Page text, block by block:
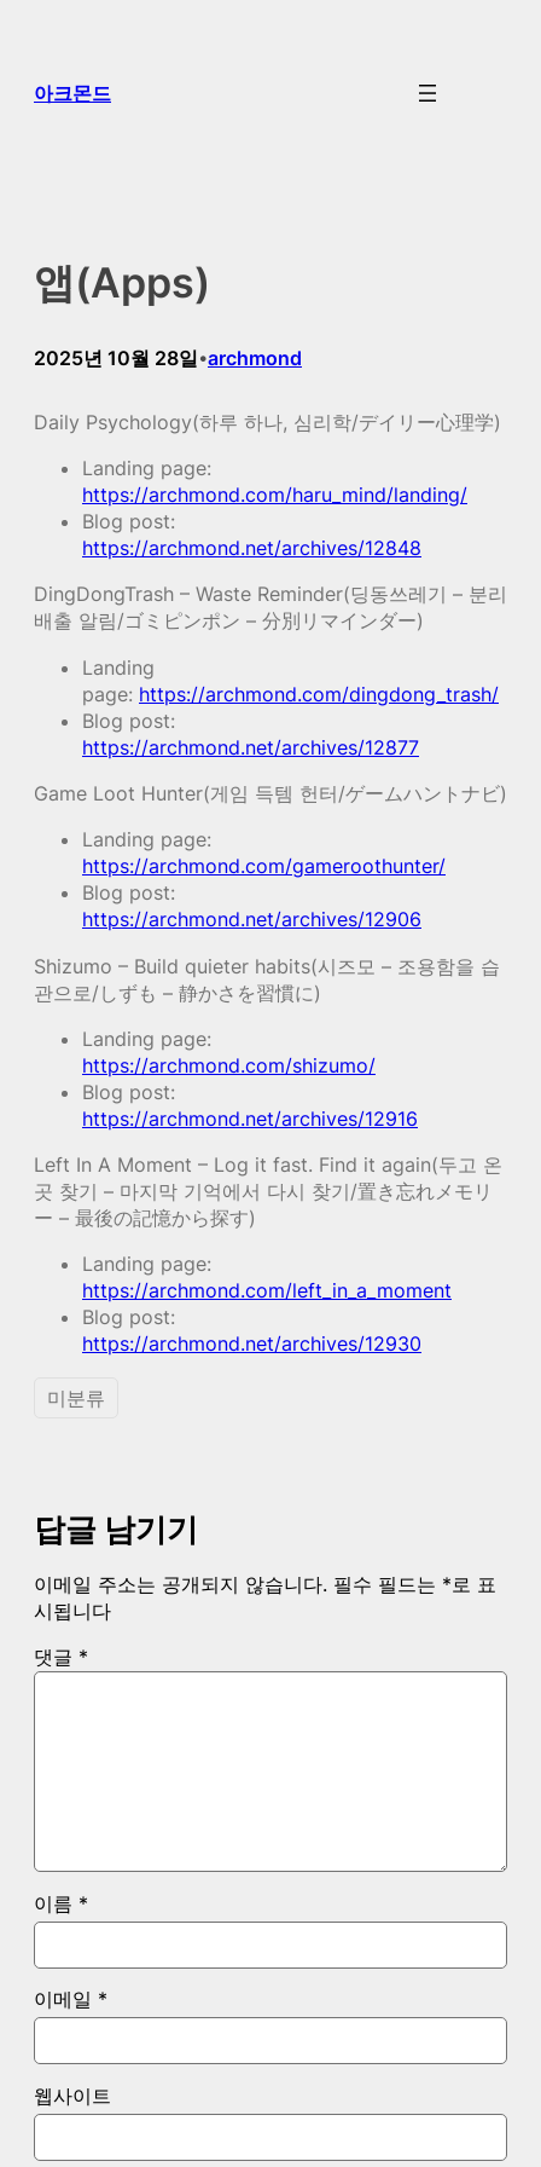
아크몬드
앱(Apps)
2025년 10월 28일•archmond
Daily Psychology(하루 하나, 심리학/デイリー心理学)
Landing page:
https://archmond.com/haru_mind/landing/
Blog post:
https://archmond.net/archives/12848
DingDongTrash – Waste Reminder(딩동쓰레기 – 분리
배출 알림/ゴミピンポン – 分別リマインダー)
Landing
page: https://archmond.com/dingdong_trash/
Blog post:
https://archmond.net/archives/12877
Game Loot Hunter(게임 득템 헌터/ゲームハントナビ)
Landing page:
https://archmond.com/gameroothunter/
Blog post:
https://archmond.net/archives/12906
Shizumo – Build quieter habits(시즈모 – 조용함을 습
관으로/しずも – 静かさを習慣に)
Landing page:
https://archmond.com/shizumo/
Blog post:
https://archmond.net/archives/12916
Left In A Moment – Log it fast. Find it again(두고 온
곳 찾기 – 마지막 기억에서 다시 찾기/置き忘れメモリ
ー – 最後の記憶から探す)
Landing page:
https://archmond.com/left_in_a_moment
Blog post:
https://archmond.net/archives/12930
미분류
답글 남기기
이메일 주소는 공개되지 않습니다. 필수 필드는 * 로 표
시됩니다
댓글 *
이름 *
이메일 *
웹사이트